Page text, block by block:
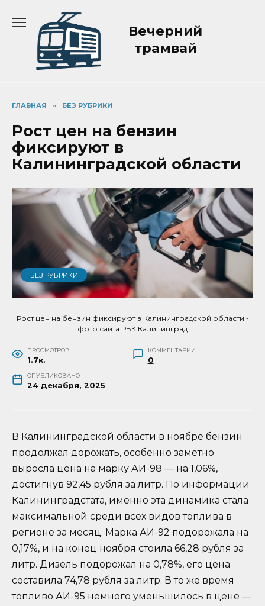
содержанию
Вечерний
трамвай
ГЛАВНАЯ » БЕЗ РУБРИКИ
Рост цен на бензин
фиксируют в
Калининградской области
БЕЗ РУБРИКИ
Рост цен на бензин фиксируют в Калининградской области -
фото сайта РБК Калининград
ПРОСМОТРОВ
1.7к.
КОММЕНТАРИИ
0
ОПУБЛИКОВАНО
24 декабря, 2025
В Калининградской области в ноябре бензин
продолжал дорожать, особенно заметно
выросла цена на марку АИ-98 — на 1,06%,
достигнув 92,45 рубля за литр. По информации
Калининградстата, именно эта динамика стала
максимальной среди всех видов топлива в
регионе за месяц. Марка АИ-92 подорожала на
0,17%, и на конец ноября стоила 66,28 рубля за
литр. Дизель подорожал на 0,78%, его цена
составила 74,78 рубля за литр. В то же время
топливо АИ-95 немного уменьшилось в цене —